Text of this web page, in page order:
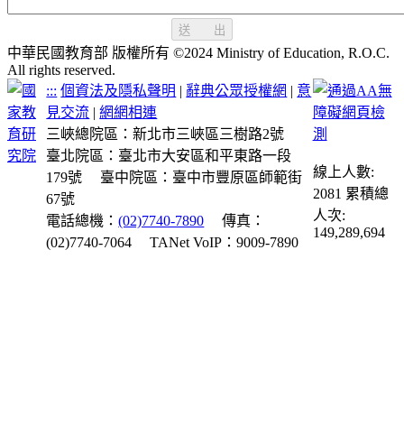
送 出
中華民國教育部 版權所有 ©2024 Ministry of Education, R.O.C.
All rights reserved.
::: 個資法及隱私聲明 | 辭典公眾授權網 | 意
見交流 |網網相連
三峽總院區：新北市三峽區三樹路2號
臺北院區：臺北市大安區和平東路一段
179號
臺中院區：臺中市豐原區師範街
67號
電話總機：(02)7740-7890
傳真：
(02)7740-7064
TANet VoIP：9009-7890
線上人數:
2081 累積總
人次:
149,289,694